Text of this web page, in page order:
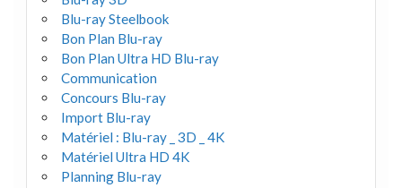
Blu-ray Steelbook
Bon Plan Blu-ray
Bon Plan Ultra HD Blu-ray
Communication
Concours Blu-ray
Import Blu-ray
Matériel : Blu-ray _ 3D _ 4K
Matériel Ultra HD 4K
Planning Blu-ray